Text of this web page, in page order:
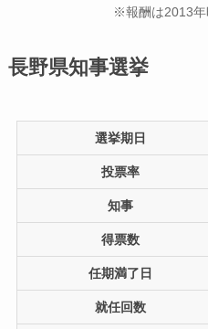
※報酬は2013年
長野県知事選挙
選挙期日
投票率
知事
得票数
任期満了日
就任回数